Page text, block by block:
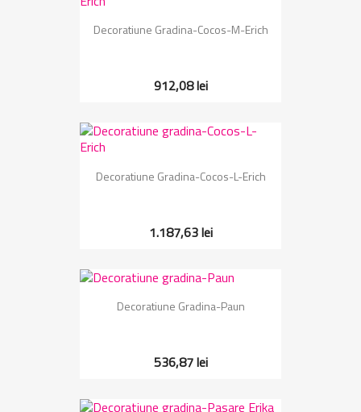
Decoratiune Gradina-Cocos-M-Erich
912,08 lei
Decoratiune Gradina-Cocos-L-Erich
1.187,63 lei
Decoratiune Gradina-Paun
536,87 lei